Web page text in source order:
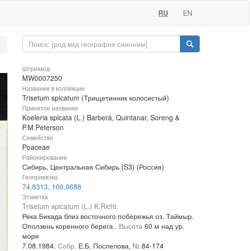
RU EN
Штрихкод
MW0007250
Название в коллекции
Trisetum spicatum (Трищетинник колосистый)
Принятое название
Koeleria spicata (L.) Barberá, Quintanar, Soreng &
P.M.Peterson
Семейство
Poaceae
Районирование
Сибирь, Центральная Сибирь (S3) (Россия)
Геопривязка
74,8313, 106,0688
Этикетка
Trisetum spicatum (L.) K.Richt.
Река Бикада близ восточного побережья оз. Таймыр.
Оползень коренного берега.. Высота 60 м над ур.
моря
7.08.1984. Собр. Е.Б. Поспелова, № 84-174